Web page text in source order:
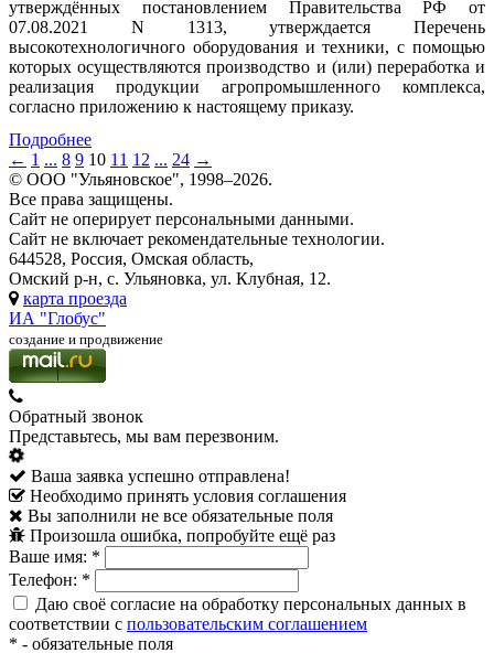
утверждённых постановлением Правительства РФ от
07.08.2021 N 1313, утверждается Перечень
высокотехнологичного оборудования и техники, с помощью
которых осуществляются производство и (или) переработка и
реализация продукции агропромышленного комплекса,
согласно приложению к настоящему приказу.
Подробнее
← 1 ... 8 9 10 11 12 ... 24 →
© ООО "Ульяновское", 1998–2026.
Все права защищены.
Сайт не оперирует персональными данными.
Сайт не включает рекомендательные технологии.
644528, Россия, Омская область,
Омский р-н, с. Ульяновка, ул. Клубная, 12.
карта проезда
ИА "Глобус"
создание и продвижение
Обратный звонок
Представьтесь, мы вам перезвоним.
Ваша заявка успешно отправлена!
Необходимо принять условия соглашения
Вы заполнили не все обязательные поля
Произошла ошибка, попробуйте ещё раз
Ваше имя: *
Телефон: *
Даю своё согласие на обработку персональных данных в
соответствии с пользовательским соглашением
* - обязательные поля